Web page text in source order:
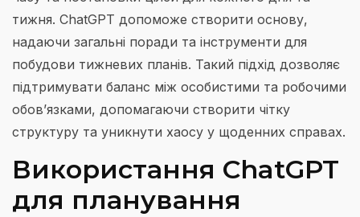
тижня. ChatGPT допоможе створити основу,
надаючи загальні поради та інструменти для
побудови тижневих планів. Такий підхід дозволяє
підтримувати баланс між особистими та робочими
обов’язками, допомагаючи створити чітку
структуру та уникнути хаосу у щоденних справах.
Використання ChatGPT
для планування